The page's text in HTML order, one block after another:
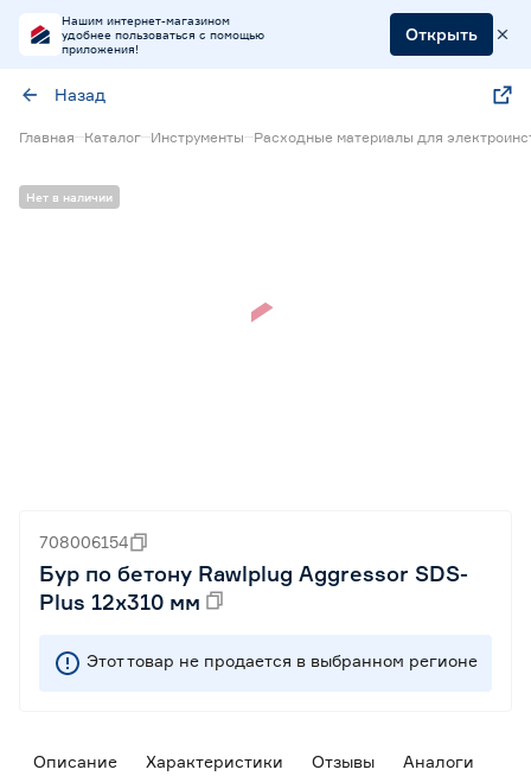
Нашим интернет-магазином
удобнее пользоваться с помощью
приложения!
Открыть
Назад
Главная Каталог Инструменты Расходные материалы для
Нет в наличии
708006154
Бур по бетону Rawlplug Aggressor SDS-
Plus 12х310 мм
Этот товар не продается в выбранном регионе
Описание Характеристики Отзывы Аналоги